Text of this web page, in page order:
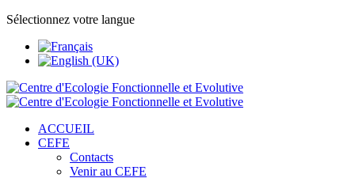
Sélectionnez votre langue
ACCUEIL
CEFE
Contacts
Venir au CEFE